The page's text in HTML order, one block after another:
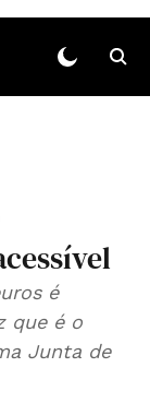
é
que é o
Junta de